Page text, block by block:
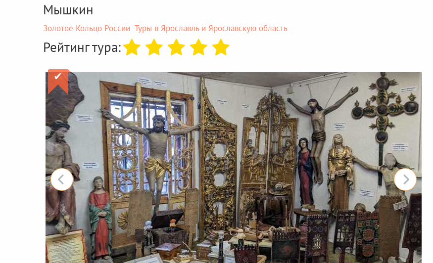
Мышкин
Золотое Кольцо России Туры в Ярославль и Ярославскую область
Рейтинг тура:
✔